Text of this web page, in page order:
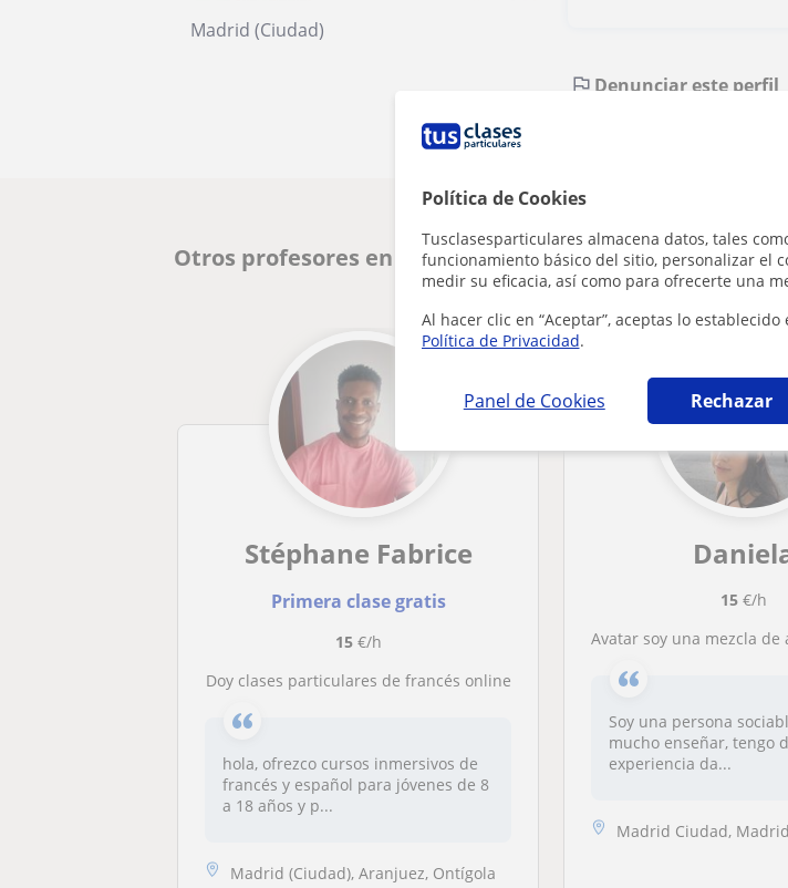
Política de Cookies
Tusclasesparticulares almacena datos, tales
funcionamiento básico del sitio, personalizar el
medir su eficacia, así como para ofrecerte una
Al hacer clic en “Aceptar”, aceptas lo establecido
Política de Privacidad.
Panel de Cookies Rechazar
Madrid (Ciudad)
Denunciar este perfil
Otros profesores en Madrid que pueden interesarte
Stéphane Fabrice
Primera clase gratis
15€/h
Doy clases particulares de francés online
hola, ofrezco cursos inmersivos de
francés y español para jóvenes de 8
a 18 años y p...
Madrid (Ciudad), Aranjuez, Ontígola
15€/h
avatar soy una mezcla de arepa y baguette. Nací en Venezuela, pero me
Soy una persona
mucho enseñar, tengo
experiencia da...
Madrid Ciudad,